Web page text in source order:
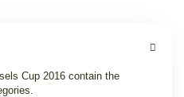
Cup 2016 contain the